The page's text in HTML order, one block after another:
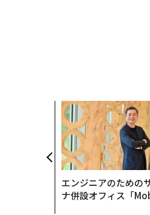
エンジニアのための
ナ併設オフィス「